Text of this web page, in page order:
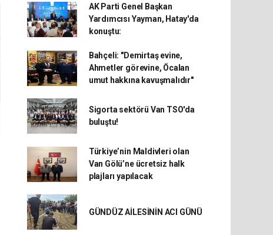
AK Parti Genel Başkan
Yardımcısı Yayman, Hatay'da
konuştu:
Bahçeli: "Demirtaş evine,
Ahmetler görevine, Öcalan
umut hakkına kavuşmalıdır"
Sigorta sektörü Van TSO'da
buluştu!
Türkiye’nin Maldivleri olan
Van Gölü’ne ücretsiz halk
plajları yapılacak
GÜNDÜZ AİLESİNİN ACI GÜNÜ